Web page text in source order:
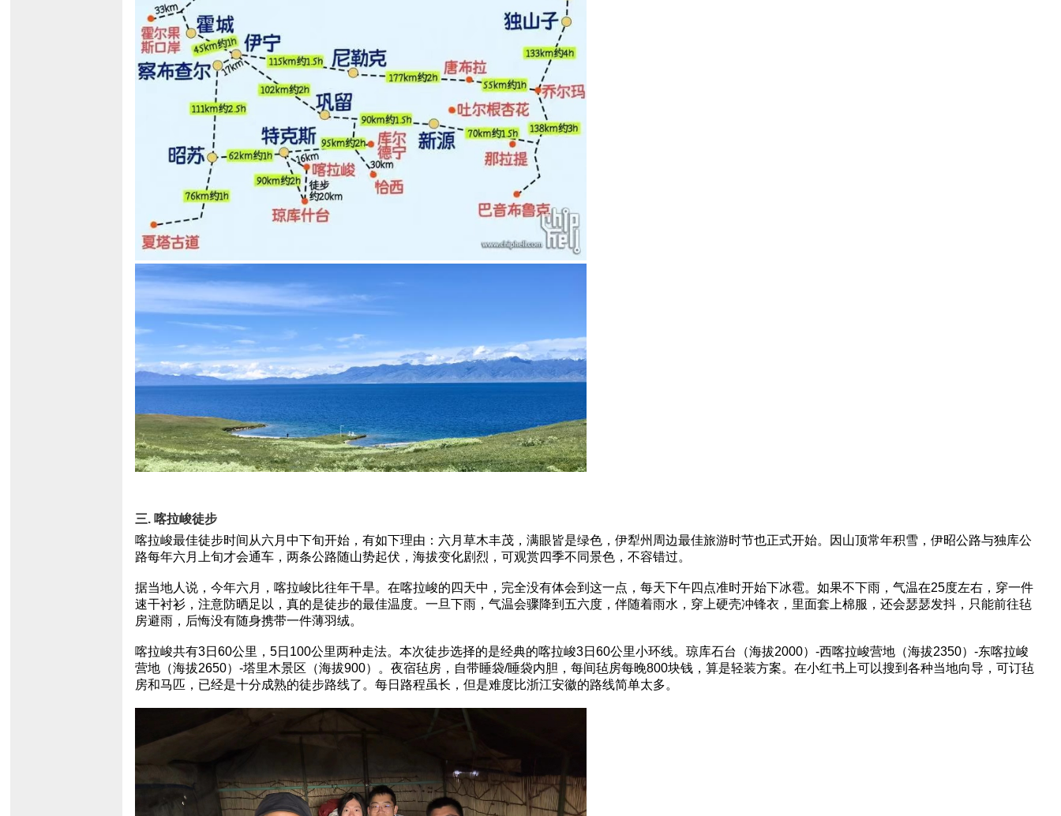
三. 喀拉峻徒步
喀拉峻最佳徒步时间从六月中下旬开始，有如下理由：六月草木丰茂，满眼皆是绿色，伊犁州周边最佳旅游时节也正式开始。因山顶常年积雪，伊昭公路与独库公
路每年六月上旬才会通车，两条公路随山势起伏，海拔变化剧烈，可观赏四季不同景色，不容错过。
据当地人说，今年六月，喀拉峻比往年干旱。在喀拉峻的四天中，完全没有体会到这一点，每天下午四点准时开始下冰雹。如果不下雨，气温在25度左右，穿一件
速干衬衫，注意防晒足以，真的是徒步的最佳温度。一旦下雨，气温会骤降到五六度，伴随着雨水，穿上硬壳冲锋衣，里面套上棉服，还会瑟瑟发抖，只能前往毡
房避雨，后悔没有随身携带一件薄羽绒。
喀拉峻共有3日60公里，5日100公里两种走法。本次徒步选择的是经典的喀拉峻3日60公里小环线。琼库石台（海拔2000）-西喀拉峻营地（海拔2350）-东喀拉峻
营地（海拔2650）-塔里木景区（海拔900）。夜宿毡房，自带睡袋/睡袋内胆，每间毡房每晚800块钱，算是轻装方案。在小红书上可以搜到各种当地向导，可订毡
房和马匹，已经是十分成熟的徒步路线了。每日路程虽长，但是难度比浙江安徽的路线简单太多。